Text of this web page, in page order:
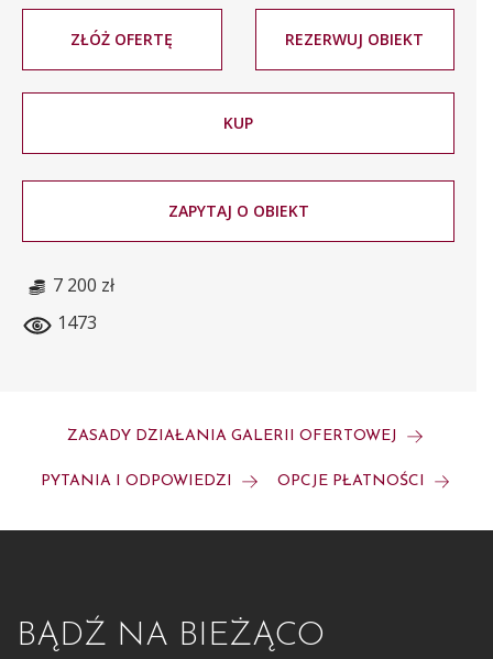
ZŁÓŻ OFERTĘ REZERWUJ OBIEKT
KUP
ZAPYTAJ O OBIEKT
7 200 zł
1473
ZASADY DZIAŁANIA GALERII OFERTOWEJ
PYTANIA I ODPOWIEDZI OPCJE PŁATNOŚCI
BĄDŹ NA BIEŻĄCO